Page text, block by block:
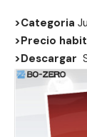
>Categoria
>Precio
>Descargar